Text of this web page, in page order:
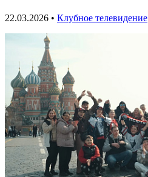
22.03.2026 • Клубное телевидение